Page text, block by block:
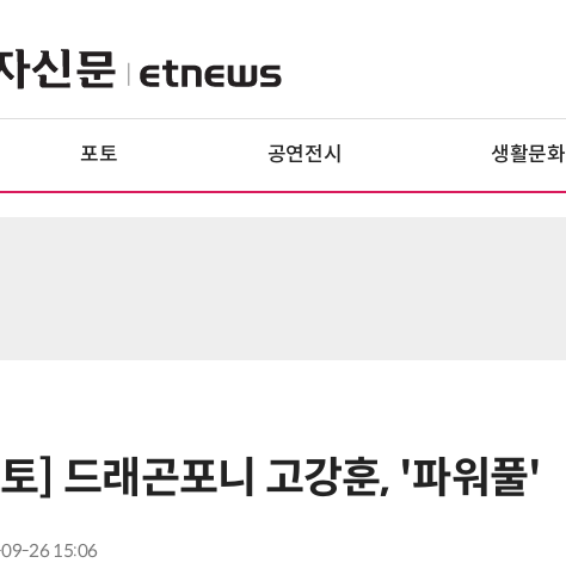
포토 공연전시 생활문화
] 드래곤포니 고강훈, '파워풀'
09-26 15:06